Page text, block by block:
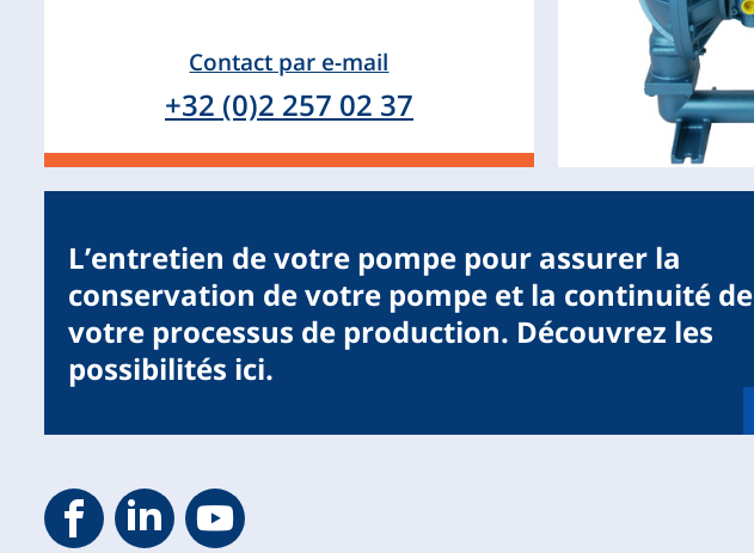
Contact par e-mail
+32 (0)2 257 02 37
L’entretien de votre pompe pour assurer la
conservation de votre pompe et la continuité de
votre processus de production. Découvrez les
possibilités ici.
Geveke Facebook
Footer.SocialMedia.Icon.LinkedIn
Geveke YouTube